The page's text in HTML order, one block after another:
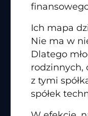
Ich mapa
Nie ma w
Dlatego
rodzinnych,
z tymi
spółek